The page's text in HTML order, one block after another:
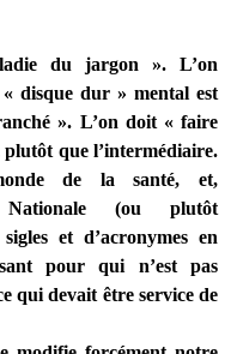
du jargon ». L’on
disque dur » mental est
». L’on doit « faire
plutôt que l’intermédiaire.
de la santé, et,
Nationale (ou plutôt
et d’acronymes en
pour qui n’est pas
qui devait être service de